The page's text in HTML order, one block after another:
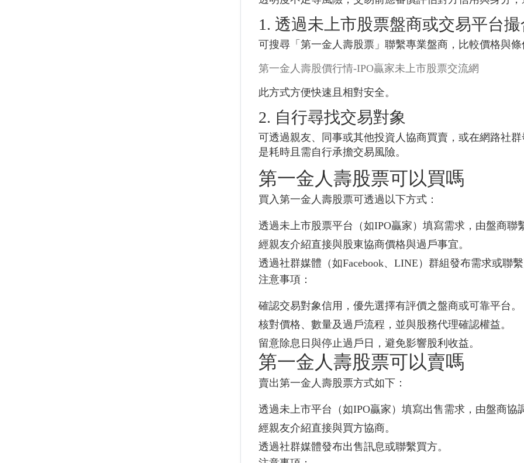
1. 透過未上市股票盤商或交易平台
可搜尋「第一金人壽股票」聯繫專業盤商，比較價格與
第一金人壽股價行情-IPO贏家未上市股票交流網
此方式方便快速且相對安全。
2. 自行尋找交易對象
可透過親友、同事或其他投資人協商買賣，或在網路社
是耗時且需自行承擔交易風險。
第一金人壽股票可以買嗎
買入第一金人壽股票可透過以下方式：
透過未上市股票平台（如IPO贏家）填寫需求，由盤商聯
經親友介紹直接與股東協商價格與過戶事宜。
透過社群媒體（如Facebook、LINE）群組發布需求或聯
注意事項：
確認交易對象信用，優先選擇有評價之盤商或可靠平台。
核對價格、數量及過戶流程，並與股務代理確認權益。
留意除息日與停止過戶日，避免影響股利收益。
第一金人壽股票可以賣嗎
賣出第一金人壽股票方式如下：
透過未上市平台（如IPO贏家）填寫出售需求，由盤商協
經親友介紹直接與買方協商。
透過社群媒體發布出售訊息或聯繫買方。